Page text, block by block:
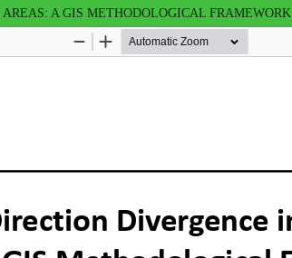
A GIS METHODOLOGICAL FRAMEWORK